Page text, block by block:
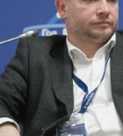
интеллект (ИИ)
но при этом